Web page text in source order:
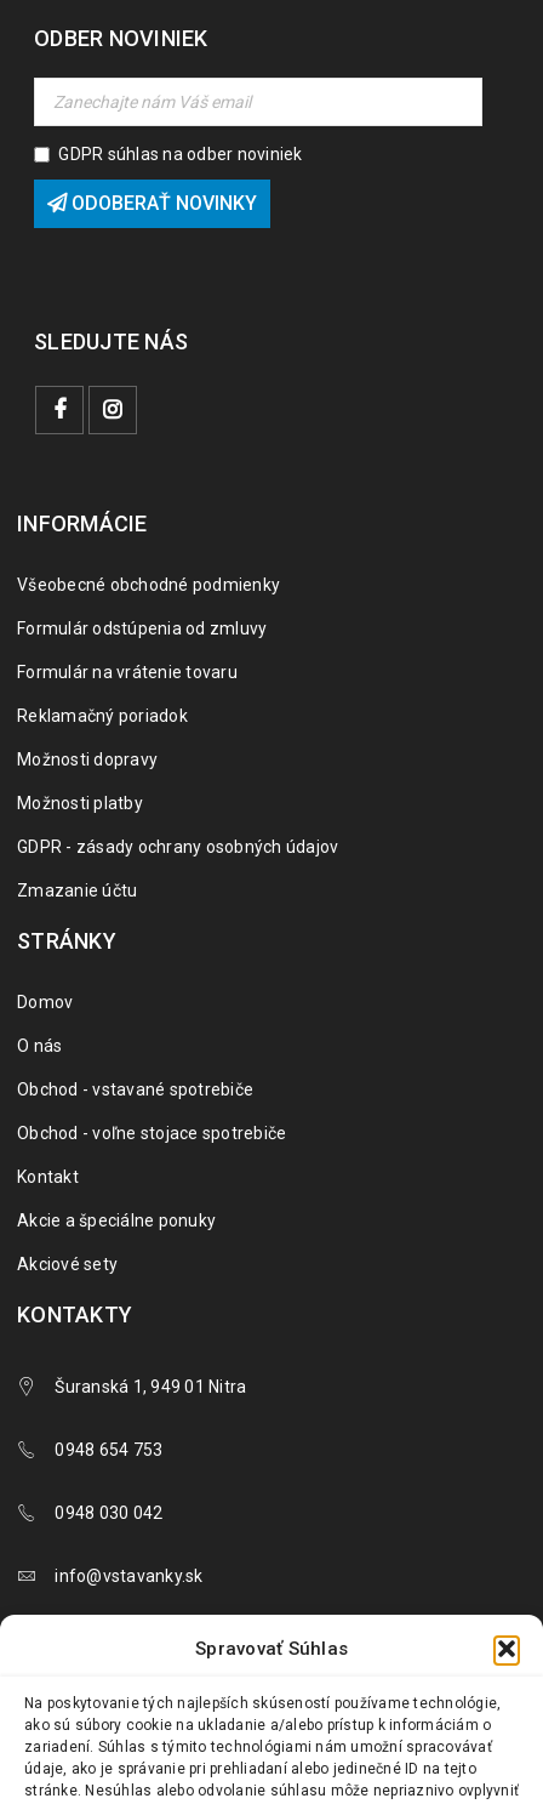
Spravovať Súhlas
Na poskytovanie tých najlepších skúseností používame technológie,
ako sú súbory cookie na ukladanie a/alebo prístup k informáciám o
zariadení. Súhlas s týmito technológiami nám umožní spracovávať
údaje, ako je správanie pri prehliadaní alebo jedinečné ID na tejto
stránke. Nesúhlas alebo odvolanie súhlasu môže nepriaznivo ovplyvniť
ODBER NOVINIEK
GDPR súhlas na odber noviniek
ODOBERAŤ NOVINKY
SLEDUJTE NÁS
INFORMÁCIE
Všeobecné obchodné podmienky
Formulár odstúpenia od zmluvy
Formulár na vrátenie tovaru
Reklamačný poriadok
Možnosti dopravy
Možnosti platby
GDPR - zásady ochrany osobných údajov
Zmazanie účtu
STRÁNKY
Domov
O nás
Obchod - vstavané spotrebiče
Obchod - voľne stojace spotrebiče
Kontakt
Akcie a špeciálne ponuky
Akciové sety
KONTAKTY
Šuranská 1, 949 01 Nitra
0948 654 753
0948 030 042
info@vstavanky.sk
objednavky@vstavanky.sk
reklamacie@vstavanky.sk